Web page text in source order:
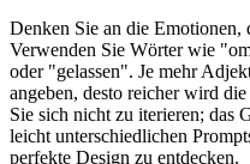
Denken Sie an die Emotionen,
Verwenden Sie Wörter wie
oder "gelassen". Je mehr
angeben, desto reicher wird
Sie sich nicht zu iterieren; das
leicht unterschiedlichen
perfekte Design zu entdecken.